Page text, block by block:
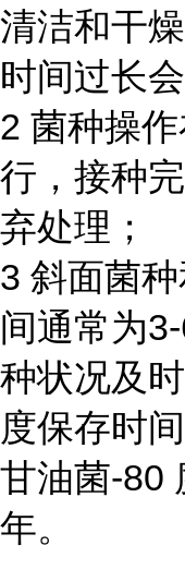
清洁和干
时间过长
2 菌种操
行，接种
弃处理；
3 斜面菌
间通常为
种状况及
度保存时
甘油菌-80
年。